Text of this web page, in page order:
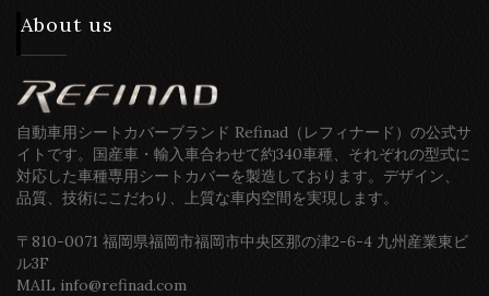
About us
自動車用シートカバーブランド Refinad（レフィナード）の公式サ
イトです。国産車・輸入車合わせて約340車種、それぞれの型式に
対応した車種専用シートカバーを製造しております。デザイン、
品質、技術にこだわり、上質な車内空間を実現します。
〒810-0071 福岡県福岡市福岡市中央区那の津2-6-4 九州産業東ビ
ル3F
MAIL info@refinad.com